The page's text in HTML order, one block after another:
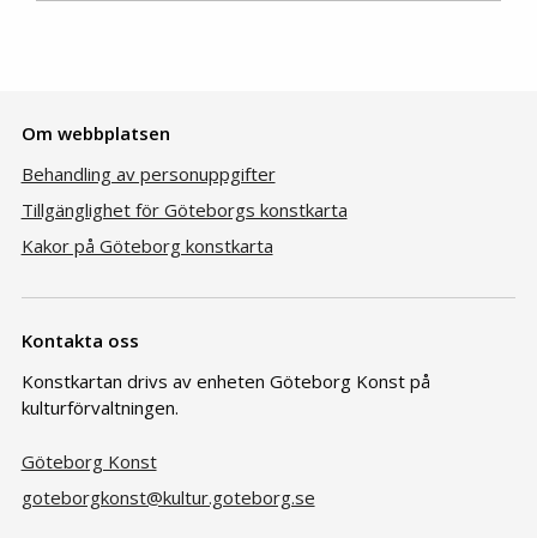
Om webbplatsen
Behandling av personuppgifter
Tillgänglighet för Göteborgs konstkarta
Kakor på Göteborg konstkarta
Kontakta oss
Konstkartan drivs av enheten Göteborg Konst på
kulturförvaltningen.
Göteborg Konst
goteborgkonst@kultur.goteborg.se